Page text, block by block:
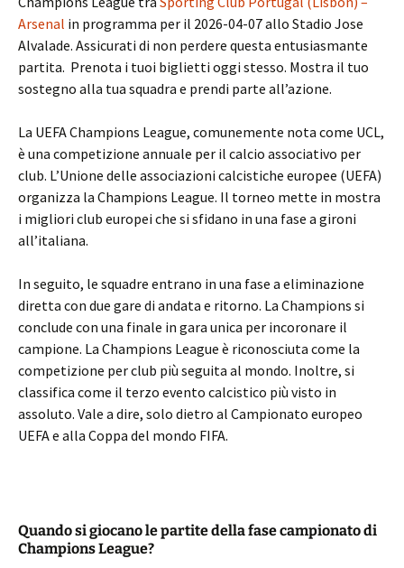
Arsenal in programma per il 2026-04-07 allo Stadio Jose
Alvalade. Assicurati di non perdere questa entusiasmante
partita. Prenota i tuoi biglietti oggi stesso. Mostra il tuo
sostegno alla tua squadra e prendi parte all’azione.
La UEFA Champions League, comunemente nota come UCL,
è una competizione annuale per il calcio associativo per
club. L’Unione delle associazioni calcistiche europee (UEFA)
organizza la Champions League. Il torneo mette in mostra
i migliori club europei che si sfidano in una fase a gironi
all’italiana.
In seguito, le squadre entrano in una fase a eliminazione
diretta con due gare di andata e ritorno. La Champions si
conclude con una finale in gara unica per incoronare il
campione. La Champions League è riconosciuta come la
competizione per club più seguita al mondo. Inoltre, si
classifica come il terzo evento calcistico più visto in
assoluto. Vale a dire, solo dietro al Campionato europeo
UEFA e alla Coppa del mondo FIFA.
Quando si giocano le partite della fase campionato di
Champions League?